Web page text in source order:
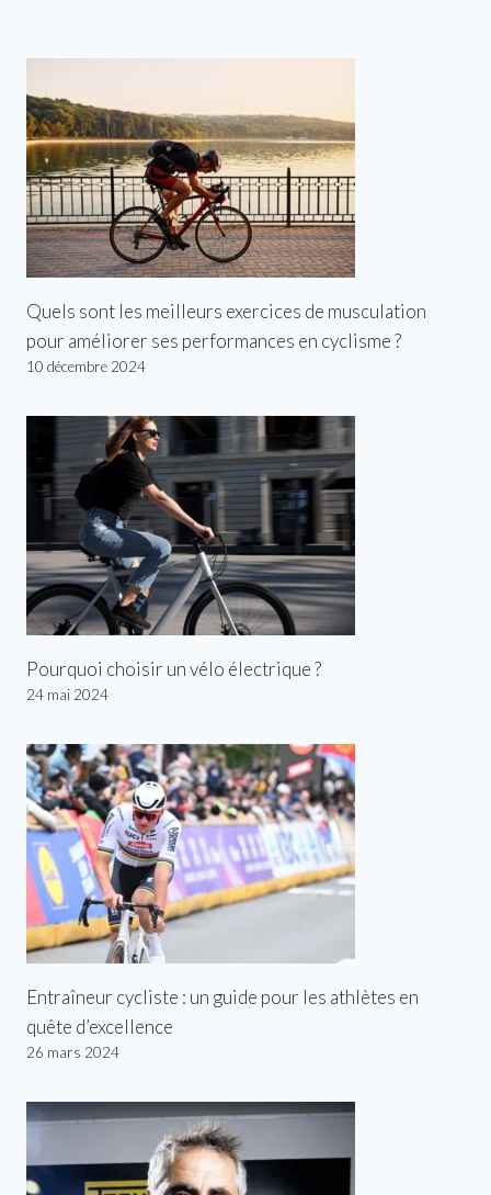
Quels sont les meilleurs exercices de musculation
pour améliorer ses performances en cyclisme ?
10 décembre 2024
Pourquoi choisir un vélo électrique ?
24 mai 2024
Entraîneur cycliste : un guide pour les athlètes en
quête d’excellence
26 mars 2024